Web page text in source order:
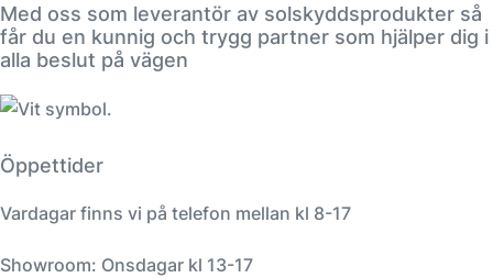
Med oss som leverantör av solskyddsprodukter så
får du en kunnig och trygg partner som hjälper dig i
alla beslut på vägen
Öppettider
Vardagar finns vi på telefon mellan kl 8-17
Showroom: Onsdagar kl 13-17